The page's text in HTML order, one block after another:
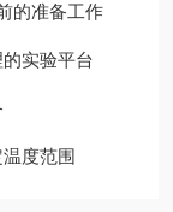
的准备工作
实验平台
度范围